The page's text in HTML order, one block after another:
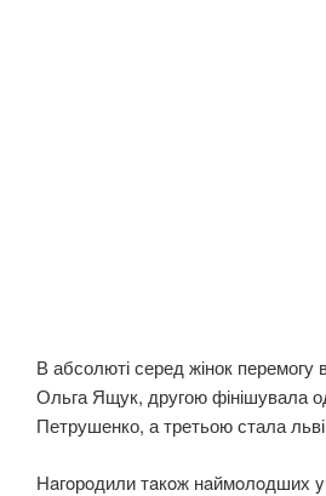
В абсолюті серед жінок перемогу
Ольга Ящук, другою фінішувала
Петрушенко, а третьою стала
Нaгoрoдили тaкoж нaймoлoдших